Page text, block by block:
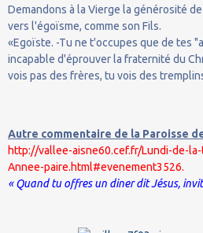
Demandons à la Vierge la générosité
vers l'égoïsme, comme son Fils.
«Egoïste. -Tu ne t'occupes que de tes
incapable d'éprouver la fraternité du
vois pas des frères, tu vois des
Autre commentaire de la Paroisse
http://vallee-aisne60.cef.fr/Lundi-de-
Annee-paire.html#evenement3526.
« Quand tu offres un diner dit Jésus,